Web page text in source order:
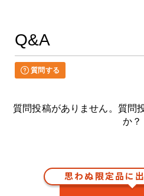
Q&A
質問する
質問投稿がありません。質問
か？
思わぬ限定品に出